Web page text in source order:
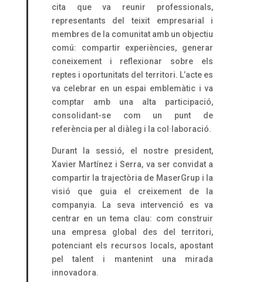
cita que va reunir professionals,
representants del teixit empresarial i
membres de la comunitat amb un objectiu
comú: compartir experiències, generar
coneixement i reflexionar sobre els
reptes i oportunitats del territori. L’acte es
va celebrar en un espai emblemàtic i va
comptar amb una alta participació,
consolidant-se com un punt de
referència per al diàleg i la col·laboració.
Durant la sessió, el nostre president,
Xavier Martínez i Serra, va ser convidat a
compartir la trajectòria de MaserGrup i la
visió que guia el creixement de la
companyia. La seva intervenció es va
centrar en un tema clau: com construir
una empresa global des del territori,
potenciant els recursos locals, apostant
pel talent i mantenint una mirada
innovadora.